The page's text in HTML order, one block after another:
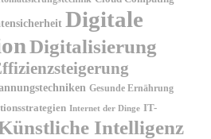
Digitale
Digitalisierung
Gesunde Ernährung
Internet der Dinge IT-
Intelligenz